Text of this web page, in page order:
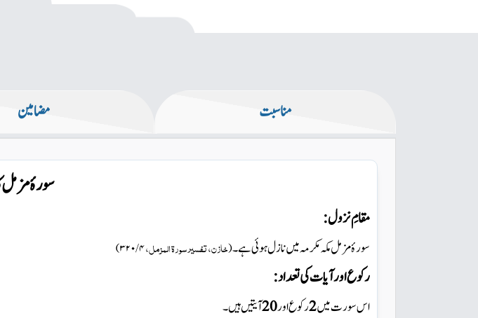
مضامین مناسبت
سورۂ
مقامِ نزول:
سورۂ مزمل مکہ مکرمہ میںنازل ہوئی ہے۔(خازن، تفسیر سورۃ المزمل،۴ / ۳۲۰ )
رکوع اور آیات کی تعداد:
اس سورت میں2رکوعاور20آیتیںہیں ۔